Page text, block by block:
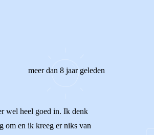
meer dan 8 jaar geleden
wel heel goed in. Ik denk
om en ik kreeg er niks van